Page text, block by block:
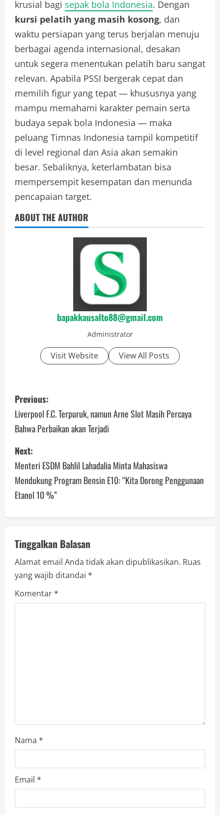
krusial bagi sepak bola Indonesia. Dengan
kursi pelatih yang masih kosong, dan
waktu persiapan yang terus berjalan menuju
berbagai agenda internasional, desakan
untuk segera menentukan pelatih baru sangat
relevan. Apabila PSSI bergerak cepat dan
memilih figur yang tepat — khususnya yang
mampu memahami karakter pemain serta
budaya sepak bola Indonesia — maka
peluang Timnas Indonesia tampil kompetitif
di level regional dan Asia akan semakin
besar. Sebaliknya, keterlambatan bisa
mempersempit kesempatan dan menunda
pencapaian target.
ABOUT THE AUTHOR
bapakkausalto88@gmail.com
Administrator
Visit Website View All Posts
P
o
s
t
n
a
v
i
g
a
t
Previous:
Liverpool F.C. Terpuruk, namun Arne Slot Masih Percaya
Bahwa Perbaikan akan Terjadi
Next:
Menteri ESDM Bahlil Lahadalia Minta Mahasiswa
Mendukung Program Bensin E10: “Kita Dorong Penggunaan
Etanol 10 %”
Tinggalkan Balasan
Alamat email Anda tidak akan dipublikasikan. Ruas
yang wajib ditandai *
Komentar*
Nama *
Email *